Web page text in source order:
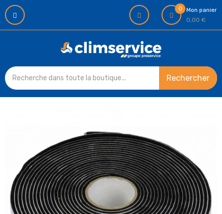
0
Mon panier
0,00 €
Rechercher